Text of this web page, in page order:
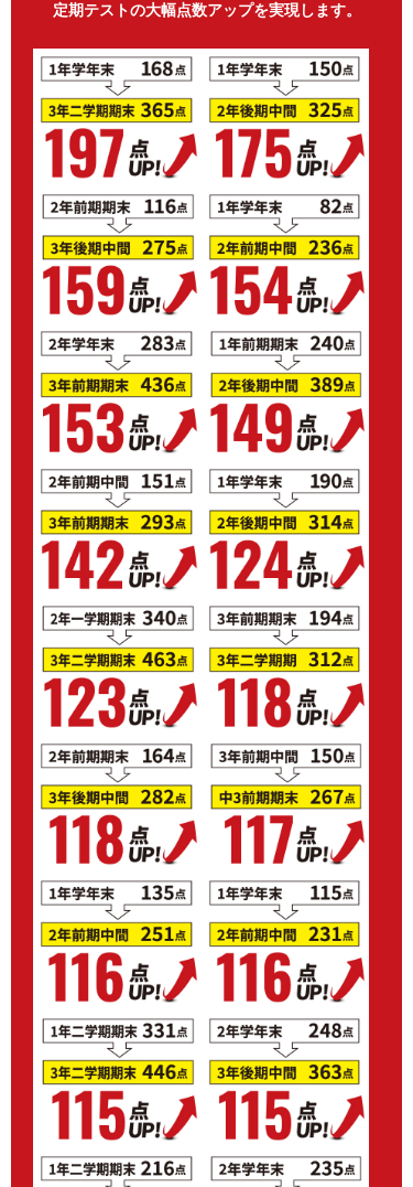
定期テストの大幅点数アップを実現します。